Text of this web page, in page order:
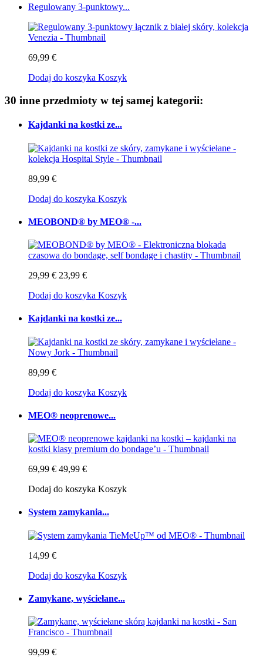
Regulowany 3-punktowy...
69,99 €
Dodaj do koszyka Koszyk
30 inne przedmioty w tej samej kategorii:
Kajdanki na kostki ze...
89,99 €
Dodaj do koszyka Koszyk
MEOBOND® by MEO® -...
29,99 € 23,99 €
Dodaj do koszyka Koszyk
Kajdanki na kostki ze...
89,99 €
Dodaj do koszyka Koszyk
MEO® neoprenowe...
69,99 € 49,99 €
Dodaj do koszyka Koszyk
System zamykania...
14,99 €
Dodaj do koszyka Koszyk
Zamykane, wyściełane...
99,99 €